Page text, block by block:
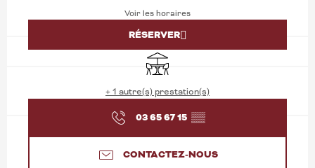
Voir les horaires
RÉSERVER
Terrasse
+ 1 autre(s) prestation(s)
03 65 67 15 ▒▒
CONTACTEZ-NOUS